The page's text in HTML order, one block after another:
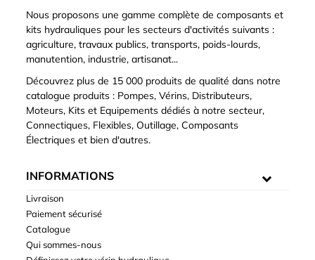
Nous proposons une gamme complète de composants et
kits hydrauliques pour les secteurs d'activités suivants :
agriculture, travaux publics, transports, poids-lourds,
manutention, industrie, artisanat...
Découvrez plus de 15 000 produits de qualité dans notre
catalogue produits : Pompes, Vérins, Distributeurs,
Moteurs, Kits et Equipements dédiés à notre secteur,
Connectiques, Flexibles, Outillage, Composants
Électriques et bien d'autres.
INFORMATIONS
Livraison
Paiement sécurisé
Catalogue
Qui sommes-nous